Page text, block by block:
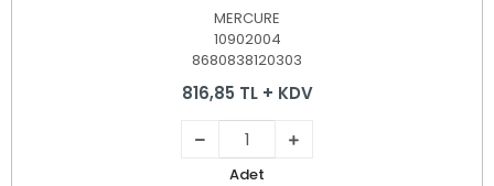
MERCURE
10902004
8680838120303
816,85 TL + KDV
Adet